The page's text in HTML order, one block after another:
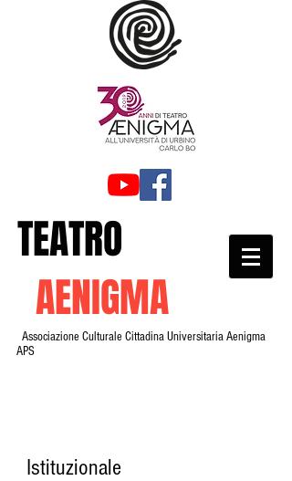
TEATRO
AENIGMA
Associazione Culturale Cittadina Universitaria Aenigma
APS
Istituzionale